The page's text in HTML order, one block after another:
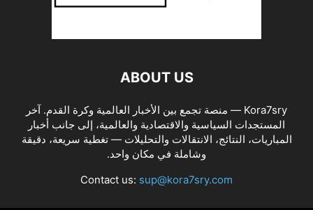
ABOUT US
Kora7sry — منصة تجمع بين الأخبار العالمية وكرة القدم. آخر
المستجدات السياسية والاقتصادية والعالمية، إلى جانب أخبار
المباريات، النتائج، الانتقالات والتحليلات — تغطية سريعة، دقيقة
وشاملة في مكان واحد.
Contact us: sup@kora7sry.com